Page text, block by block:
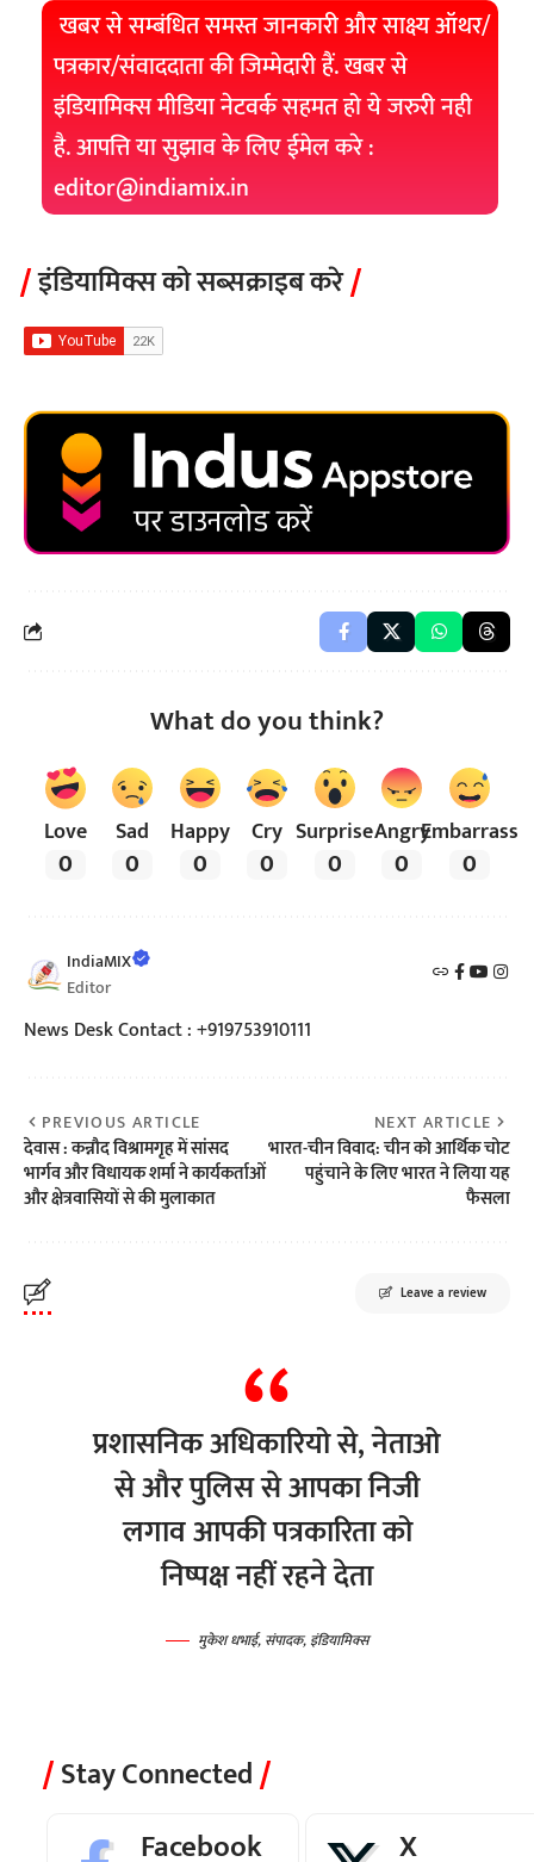
खबर से सम्बंधित समस्त जानकारी और साक्ष्य ऑथर/
पत्रकार/संवाददाता की जिम्मेदारी हैं. खबर से
इंडियामिक्स मीडिया नेटवर्क सहमत हो ये जरुरी नही
है. आपत्ति या सुझाव के लिए ईमेल करे :
editor@indiamix.in
इंडियामिक्स को सब्सक्राइब करे
What do you think?
Love
0
Sad
0
Happy
0
Cry
0
Surprise
0
Angry
0
Embarrass
0
IndiaMIX
Editor
News Desk Contact : +919753910111
PREVIOUS ARTICLE
देवास : कन्नौद विश्रामगृह में सांसद
भार्गव और विधायक शर्मा ने कार्यकर्ताओं
और क्षेत्रवासियों से की मुलाकात
NEXT ARTICLE
भारत-चीन विवाद: चीन को आर्थिक चोट
पहुंचाने के लिए भारत ने लिया यह
फैसला
Leave a review
प्रशासनिक अधिकारियो से, नेताओ
से और पुलिस से आपका निजी
लगाव आपकी पत्रकारिता को
निष्पक्ष नहीं रहने देता
मुकेश धभाई, संपादक, इंडियामिक्स
Stay Connected
Facebook X